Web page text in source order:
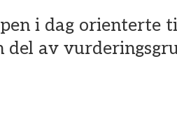
i dag
del av